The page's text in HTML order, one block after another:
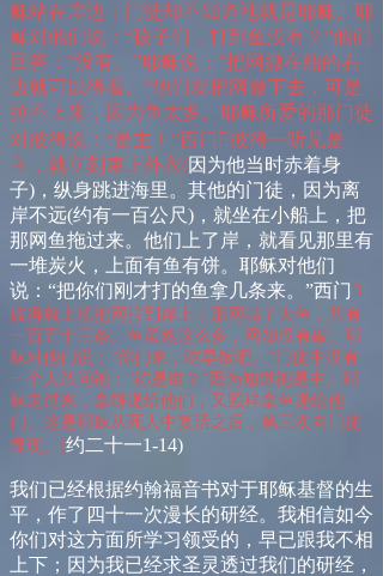
稣站在岸边；门徒却不知道祂就是耶稣。耶
稣对他们说：“孩子们，打到鱼没有？”他们
回答：“没有。”耶稣说：“把网撒在船的右
边就可以得着。”他们就把网撒下去，可是
拉不上来，因为鱼太多。耶稣所爱的那门徒
对彼得说：“是主！”西门 彼得一听见是
主，就立刻束上外衣(因为他当时赤着身
子) ，纵身跳进海里。其他的门徒，因为离
岸不远(约有一百公尺) ，就坐在小船上，把
那网鱼拖过来。他们上了岸，就看见那里有
一堆炭火，上面有鱼有饼。耶稣对他们
说：“把你们刚才打的鱼拿几条来。”西门 
彼得就上船把网拉到岸上；那网满了大鱼，共有
一百五十三条。鱼虽然这么多，网却没有破。耶
稣对他们说：“你们来，吃早饭吧。”门徒中没有
一个人敢问祂：“祢是谁？”因为知道祂是主。耶
稣走过来，拿饼递给他们，又照样拿鱼递给他
们。这是耶稣从死人中复活之后，第三次向门徒
显现。 (约二十一1-14)
我们已经根据约翰福音书对于耶稣基督的生
平，作了四十一次漫长的研经。我相信如今
你们对这方面所学习领受的，早已跟我不相
上下；因为我已经求圣灵透过我们的研经，